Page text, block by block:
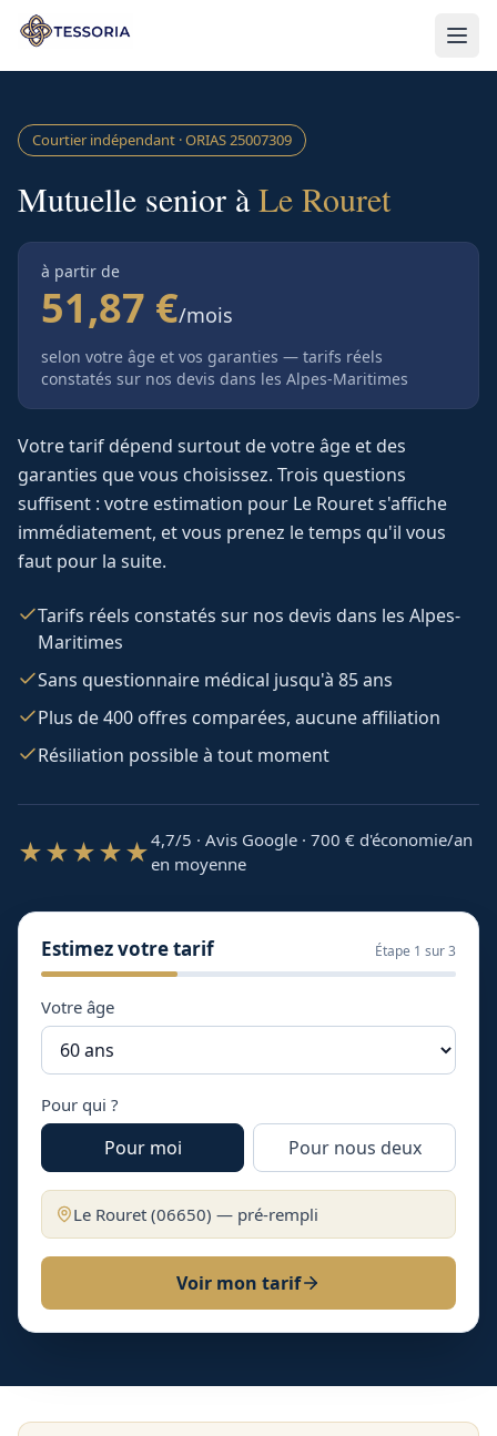
Aller au contenu principal
Courtier indépendant · ORIAS25007309
Mutuelle senior àLe Rouret
à partir de
51,87 €/mois
selon votre âge et vos garanties — tarifs réels
constatés sur nos devis dans les Alpes-Maritimes
Votre tarif dépend surtout de votre âge et des
garanties que vous choisissez. Trois questions
suffisent : votre estimation pour Le Rourets'affiche
immédiatement, et vous prenez le temps qu'il vous
faut pour la suite.
Tarifs réels constatés sur nos devis dans les Alpes-
Maritimes
Sans questionnaire médical jusqu'à 85 ans
Plus de 400 offres comparées, aucune affiliation
Résiliation possible à tout moment
★★★★★4,7/5 · Avis Google · 700 € d'économie/an
en moyenne
Estimez votre tarif Étape 1 sur 3
Votre âge
Pour qui ?
Pour moi Pour nous deux
Le Rouret (06650) — pré-rempli
Voir mon tarif